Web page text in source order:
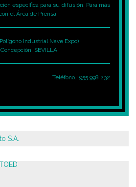
específica para su difusión. Para más
el Área de Prensa.
Industrial Nave Expo)
SEVILLA
Teléfono.: 955 998 232
S.A.